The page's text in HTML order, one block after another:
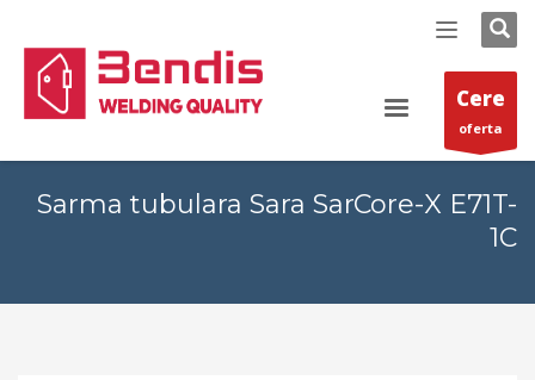
Cere
oferta
Sarma tubulara Sara SarCore-X E71T-
1C